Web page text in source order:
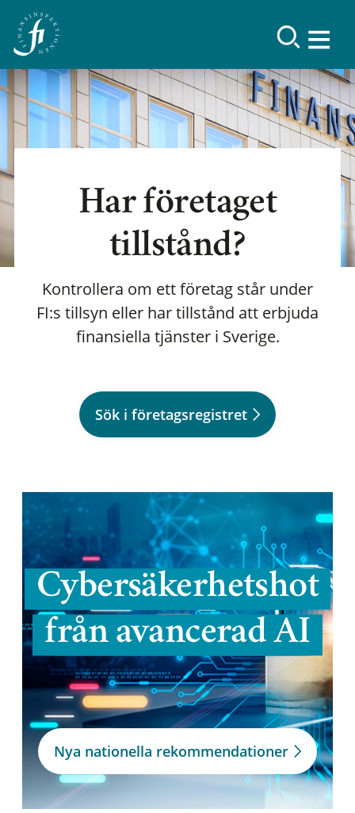
Har företaget
tillstånd?
Kontrollera om ett företag står under
FI:s tillsyn eller har tillstånd att erbjuda
finansiella tjänster i Sverige.
Sök i företagsregistret
Cybersäkerhetshot
från avancerad AI
Nya nationella rekommendationer